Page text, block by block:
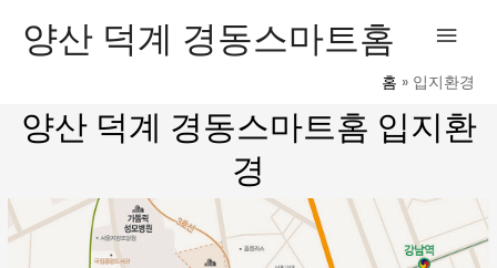
기
양산 덕계 경동스마트홈
메
인
메
홈 입지환경
양산 덕계 경동스마트홈 입지환
경